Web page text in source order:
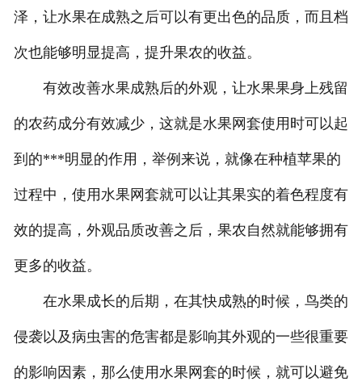
泽，让水果在成熟之后可以有更出色的品质，而且档
次也能够明显提高，提升果农的收益。
有效改善水果成熟后的外观，让水果果身上残留
的农药成分有效减少，这就是水果网套使用时可以起
到的***明显的作用，举例来说，就像在种植苹果的
过程中，使用水果网套就可以让其果实的着色程度有
效的提高，外观品质改善之后，果农自然就能够拥有
更多的收益。
在水果成长的后期，在其快成熟的时候，鸟类的
侵袭以及病虫害的危害都是影响其外观的一些很重要
的影响因素，那么使用水果网套的时候，就可以避免